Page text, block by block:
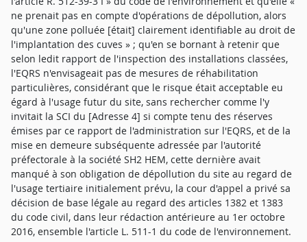
ne prenait pas en compte d'opérations de dépollution, alors
qu'une zone polluée [était] clairement identifiable au droit de
l'implantation des cuves » ; qu'en se bornant à retenir que
selon ledit rapport de l'inspection des installations classées,
l'EQRS n'envisageait pas de mesures de réhabilitation
particulières, considérant que le risque était acceptable eu
égard à l'usage futur du site, sans rechercher comme l'y
invitait la SCI du [Adresse 4] si compte tenu des réserves
émises par ce rapport de l'administration sur l'EQRS, et de la
mise en demeure subséquente adressée par l'autorité
préfectorale à la société SH2 HEM, cette dernière avait
manqué à son obligation de dépollution du site au regard de
l'usage tertiaire initialement prévu, la cour d'appel a privé sa
décision de base légale au regard des articles 1382 et 1383
du code civil, dans leur rédaction antérieure au 1er octobre
2016, ensemble l'article L. 511-1 du code de l'environnement.